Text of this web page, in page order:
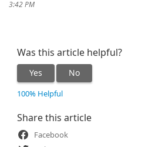
3:42 PM
Was this article helpful?
Yes No
100% Helpful
Share this article
Facebook